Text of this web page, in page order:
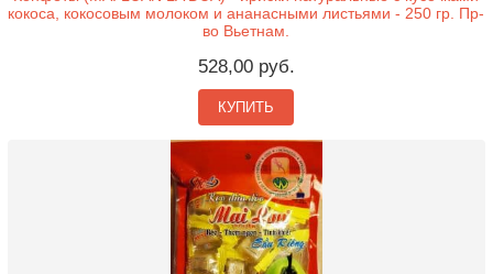
кокоса, кокосовым молоком и ананасными листьями - 250 гр. Пр-
во Вьетнам.
528,00 руб.
КУПИТЬ